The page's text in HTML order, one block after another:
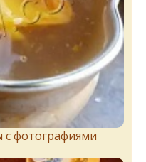
с фотографиями